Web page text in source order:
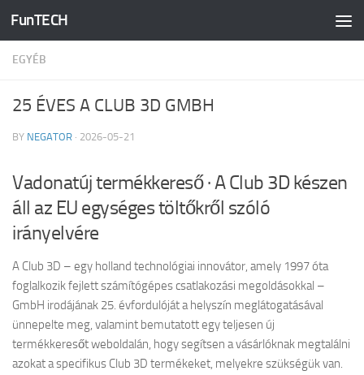
Skip to content
FunTECH
EGYÉB
25 ÉVES A CLUB 3D GMBH
BY NEGATOR · 2026-05-21
Vadonatúj termékkereső · A Club 3D készen
áll az EU egységes töltőkről szóló
irányelvére
A Club 3D – egy holland technológiai innovátor, amely 1997 óta
foglalkozik fejlett számítógépes csatlakozási megoldásokkal –
GmbH irodájának 25. évfordulóját a helyszín meglátogatásával
ünnepelte meg, valamint bemutatott egy teljesen új
termékkeresőt weboldalán, hogy segítsen a vásárlóknak megtalálni
azokat a specifikus Club 3D termékeket, melyekre szükségük van.